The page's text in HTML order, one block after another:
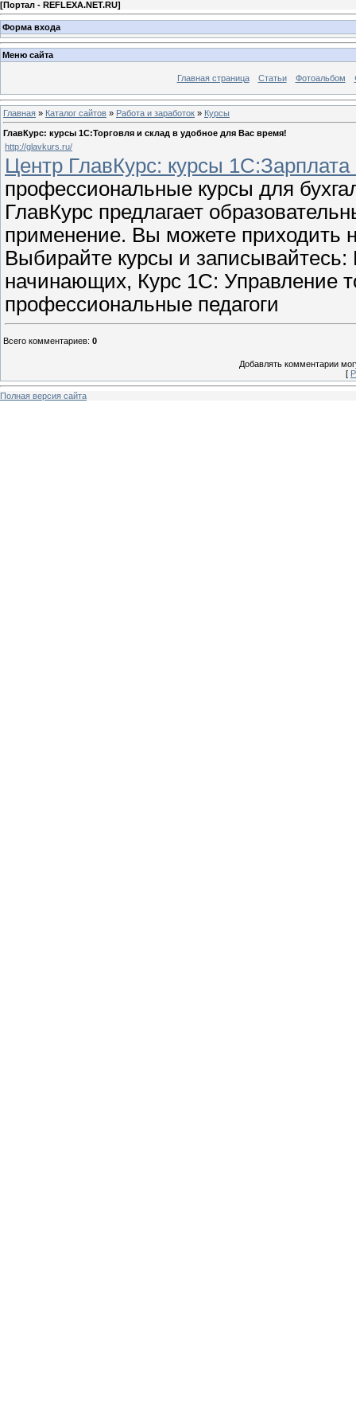
[Портал - REFLEXA.NET.RU]
Форма входа
Меню сайта
Главная страница Статьи Фотоальбом
Главная » Каталог сайтов » Работа и заработок » Курсы
ГлавКурс: курсы 1C:Торговля и склад в удобное для Вас время!
http://glavkurs.ru/
Центр ГлавКурс: курсы
профессиональные курсы для
ГлавКурс предлагает
применение. Вы можете приходить
Выбирайте курсы и записывайтесь:
начинающих, Курс 1С: Управление
профессиональные педагоги
Всего комментариев: 0
Добавлять комментарии
[
Полная версия сайта